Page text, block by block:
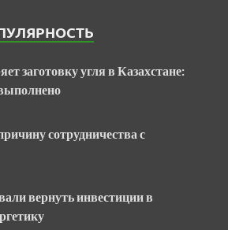
заготовку угля в Казахстане:
сотрудничества с
вернуть инвестиции в